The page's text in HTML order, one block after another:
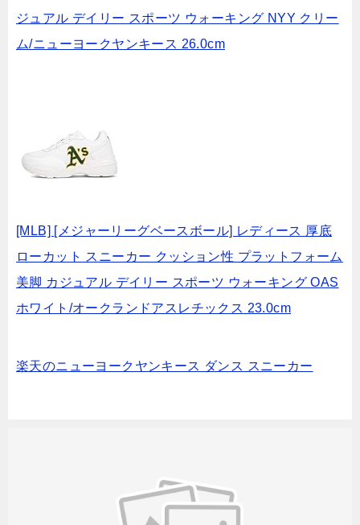
ジュアル デイリー スポーツ ウォーキング NYY クリー
ム/ニューヨークヤンキース 26.0cm
[MLB] [メジャーリーグベースボール] レディース 厚底
ローカット スニーカー クッション性 プラットフォーム
美脚 カジュアル デイリー スポーツ ウォーキング OAS
ホワイト/オークランドアスレチックス 23.0cm
楽天のニューヨークヤンキース ダンス スニーカー